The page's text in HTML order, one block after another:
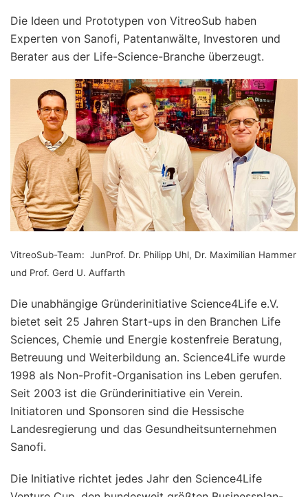
Die Ideen und Prototypen von VitreoSub haben
Experten von Sanofi, Patentanwälte, Investoren und
Berater aus der Life-Science-Branche überzeugt.
VitreoSub-Team: JunProf. Dr. Philipp Uhl, Dr. Maximilian Hammer
und Prof. Gerd U. Auffarth
Die unabhängige Gründerinitiative Science4Life e.V.
bietet seit 25 Jahren Start-ups in den Branchen Life
Sciences, Chemie und Energie kostenfreie Beratung,
Betreuung und Weiterbildung an. Science4Life wurde
1998 als Non-Profit-Organisation ins Leben gerufen.
Seit 2003 ist die Gründerinitiative ein Verein.
Initiatoren und Sponsoren sind die Hessische
Landesregierung und das Gesundheitsunternehmen
Sanofi.
Die Initiative richtet jedes Jahr den Science4Life